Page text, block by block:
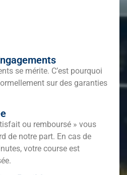
se mérite. C’est pourquoi
sur des garanties
ou remboursé » vous
de notre part. En cas de
votre course est